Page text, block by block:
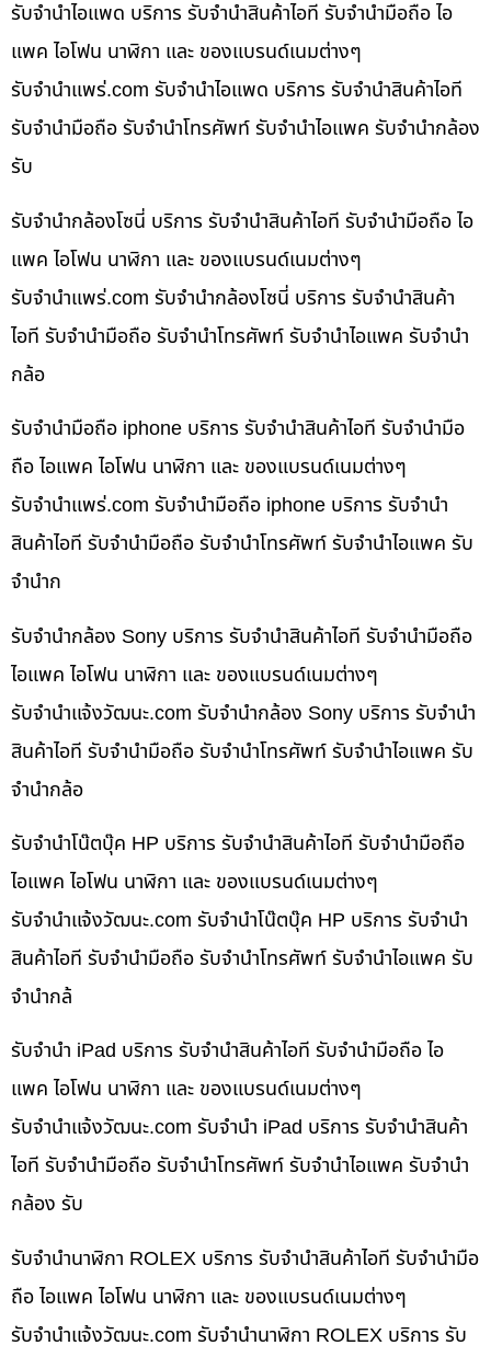
รับจำนำไอแพด บริการ รับจำนำสินค้าไอที รับจำนำมือถือ ไอ
แพค ไอโฟน นาฬิกา และ ของแบรนด์เนมต่างๆ
รับจํานําแพร่.com รับจำนำไอแพด บริการ รับจำนำสินค้าไอที
รับจำนำมือถือ รับจำนำโทรศัพท์ รับจำนำไอแพค รับจำนำกล้อง
รับ
รับจำนำกล้องโซนี่ บริการ รับจำนำสินค้าไอที รับจำนำมือถือ ไอ
แพค ไอโฟน นาฬิกา และ ของแบรนด์เนมต่างๆ
รับจํานําแพร่.com รับจำนำกล้องโซนี่ บริการ รับจำนำสินค้า
ไอที รับจำนำมือถือ รับจำนำโทรศัพท์ รับจำนำไอแพค รับจำนำ
กล้อ
รับจำนำมือถือ iphone บริการ รับจำนำสินค้าไอที รับจำนำมือ
ถือ ไอแพค ไอโฟน นาฬิกา และ ของแบรนด์เนมต่างๆ
รับจํานําแพร่.com รับจำนำมือถือ iphone บริการ รับจำนำ
สินค้าไอที รับจำนำมือถือ รับจำนำโทรศัพท์ รับจำนำไอแพค รับ
จำนำก
รับจำนำกล้อง Sony บริการ รับจำนำสินค้าไอที รับจำนำมือถือ
ไอแพค ไอโฟน นาฬิกา และ ของแบรนด์เนมต่างๆ
รับจํานําแจ้งวัฒนะ.com รับจำนำกล้อง Sony บริการ รับจำนำ
สินค้าไอที รับจำนำมือถือ รับจำนำโทรศัพท์ รับจำนำไอแพค รับ
จำนำกล้อ
รับจำนำโน๊ตบุ๊ค HP บริการ รับจำนำสินค้าไอที รับจำนำมือถือ
ไอแพค ไอโฟน นาฬิกา และ ของแบรนด์เนมต่างๆ
รับจํานําแจ้งวัฒนะ.com รับจำนำโน๊ตบุ๊ค HP บริการ รับจำนำ
สินค้าไอที รับจำนำมือถือ รับจำนำโทรศัพท์ รับจำนำไอแพค รับ
จำนำกล้
รับจำนำ iPad บริการ รับจำนำสินค้าไอที รับจำนำมือถือ ไอ
แพค ไอโฟน นาฬิกา และ ของแบรนด์เนมต่างๆ
รับจํานําแจ้งวัฒนะ.com รับจำนำ iPad บริการ รับจำนำสินค้า
ไอที รับจำนำมือถือ รับจำนำโทรศัพท์ รับจำนำไอแพค รับจำนำ
กล้อง รับ
รับจำนำนาฬิกา ROLEX บริการ รับจำนำสินค้าไอที รับจำนำมือ
ถือ ไอแพค ไอโฟน นาฬิกา และ ของแบรนด์เนมต่างๆ
รับจํานําแจ้งวัฒนะ.com รับจำนำนาฬิกา ROLEX บริการ รับ